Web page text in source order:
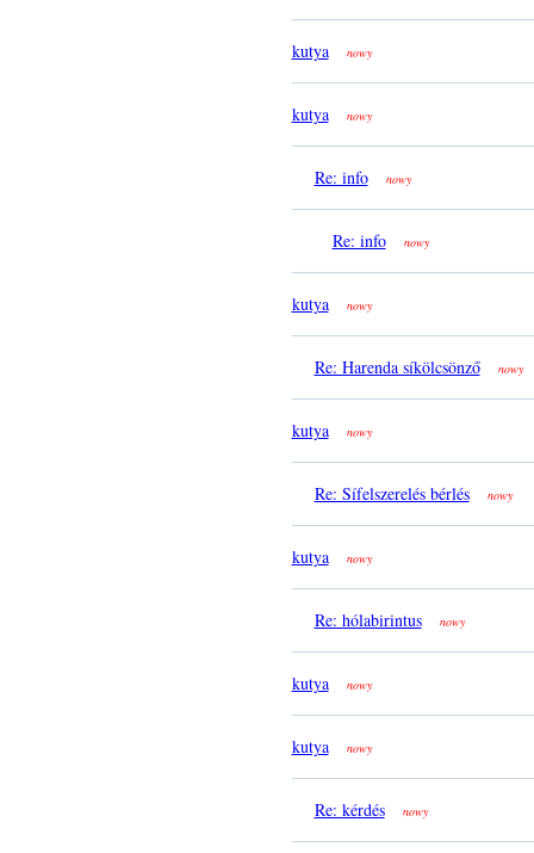
kutya nowy
kutya nowy
Re: info nowy
Re: info nowy
kutya nowy
Re: Harenda síkölcsönző nowy
kutya nowy
Re: Sífelszerelés bérlés nowy
kutya nowy
Re: hólabirintus nowy
kutya nowy
kutya nowy
Re: kérdés nowy